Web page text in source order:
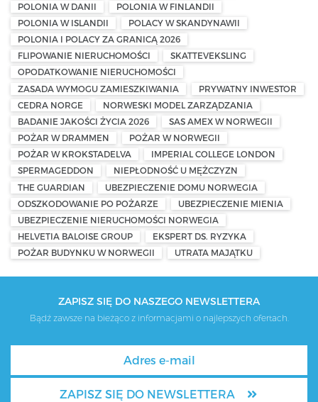
POLONIA W DANII
POLONIA W FINLANDII
POLONIA W ISLANDII
POLACY W SKANDYNAWII
POLONIA I POLACY ZA GRANICĄ 2026
FLIPOWANIE NIERUCHOMOŚCI
SKATTEVEKSLING
OPODATKOWANIE NIERUCHOMOŚCI
ZASADA WYMOGU ZAMIESZKIWANIA
PRYWATNY INWESTOR
CEDRA NORGE
NORWESKI MODEL ZARZĄDZANIA
BADANIE JAKOŚCI ŻYCIA 2026
SAS AMEX W NORWEGII
POŻAR W DRAMMEN
POŻAR W NORWEGII
POŻAR W KROKSTADELVA
IMPERIAL COLLEGE LONDON
SPERMAGEDDON
NIEPŁODNOŚĆ U MĘŻCZYZN
THE GUARDIAN
UBEZPIECZENIE DOMU NORWEGIA
ODSZKODOWANIE PO POŻARZE
UBEZPIECZENIE MIENIA
UBEZPIECZENIE NIERUCHOMOŚCI NORWEGIA
HELVETIA BALOISE GROUP
EKSPERT DS. RYZYKA
POŻAR BUDYNKU W NORWEGII
UTRATA MAJĄTKU
ZAPISZ SIĘ DO NASZEGO NEWSLETTERA
Bądź zawsze na bieżąco z informacjami o najlepszych ofertach.
ZAPISZ SIĘ DO NEWSLETTERA